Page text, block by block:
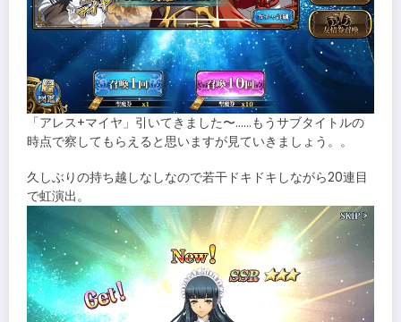
「アレス+マイヤ」引いてきました〜……もうサブタイトルの
時点で察してもらえると思いますが見ていきましょう。。
久しぶりの持ち越しなしなので若干ドキドキしながら20連目
で虹演出。